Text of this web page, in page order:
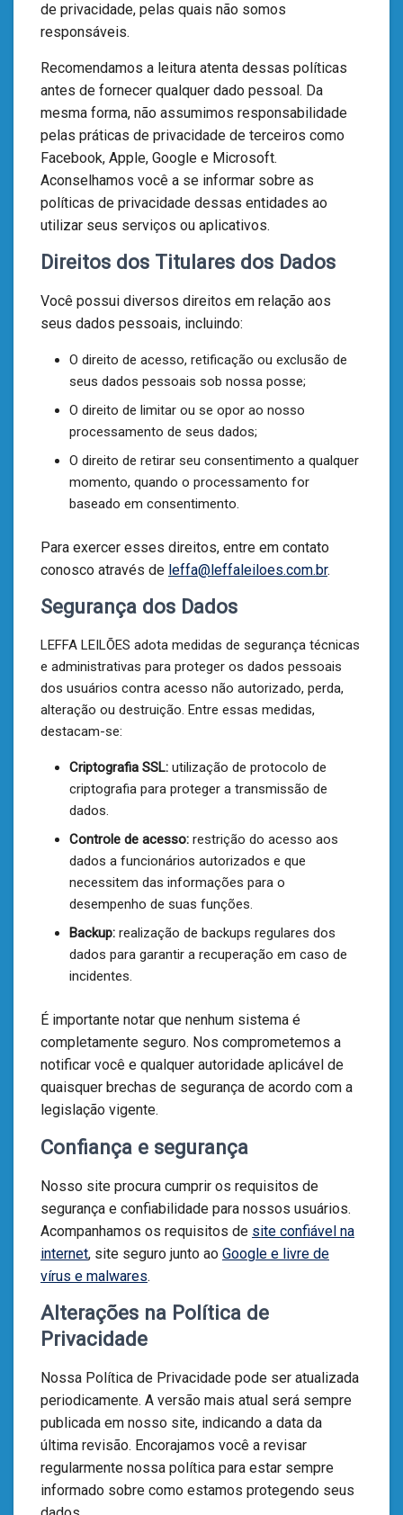
de privacidade, pelas quais não somos
responsáveis.
Recomendamos a leitura atenta dessas políticas
antes de fornecer qualquer dado pessoal. Da
mesma forma, não assumimos responsabilidade
pelas práticas de privacidade de terceiros como
Facebook, Apple, Google e Microsoft.
Aconselhamos você a se informar sobre as
políticas de privacidade dessas entidades ao
utilizar seus serviços ou aplicativos.
Direitos dos Titulares dos Dados
Você possui diversos direitos em relação aos
seus dados pessoais, incluindo:
O direito de acesso, retificação ou exclusão de
seus dados pessoais sob nossa posse;
O direito de limitar ou se opor ao nosso
processamento de seus dados;
O direito de retirar seu consentimento a qualquer
momento, quando o processamento for
baseado em consentimento.
Para exercer esses direitos, entre em contato
conosco através de leffa@leffaleiloes.com.br.
Segurança dos Dados
LEFFA LEILÕES adota medidas de segurança técnicas
e administrativas para proteger os dados pessoais
dos usuários contra acesso não autorizado, perda,
alteração ou destruição. Entre essas medidas,
destacam-se:
Criptografia SSL: utilização de protocolo de
criptografia para proteger a transmissão de
dados.
Controle de acesso: restrição do acesso aos
dados a funcionários autorizados e que
necessitem das informações para o
desempenho de suas funções.
Backup: realização de backups regulares dos
dados para garantir a recuperação em caso de
incidentes.
É importante notar que nenhum sistema é
completamente seguro. Nos comprometemos a
notificar você e qualquer autoridade aplicável de
quaisquer brechas de segurança de acordo com a
legislação vigente.
Confiança e segurança
Nosso site procura cumprir os requisitos de
segurança e confiabilidade para nossos usuários.
Acompanhamos os requisitos de site confiável na
internet, site seguro junto ao Google e livre de
vírus e malwares.
Alterações na Política de
Privacidade
Nossa Política de Privacidade pode ser atualizada
periodicamente. A versão mais atual será sempre
publicada em nosso site, indicando a data da
última revisão. Encorajamos você a revisar
regularmente nossa política para estar sempre
informado sobre como estamos protegendo seus